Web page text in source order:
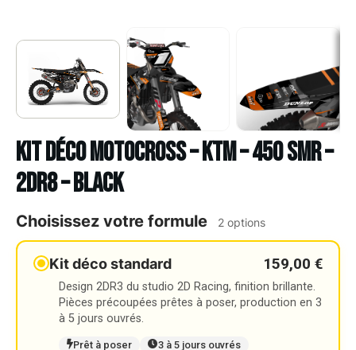
Kit déco Motocross – KTM – 450 SMR –
2DR8 – BLACK
Choisissez votre formule 2 options
Kit déco standard 159,00 €
Design 2DR3 du studio 2D Racing, finition brillante.
Pièces précoupées prêtes à poser, production en 3
à 5 jours ouvrés.
Prêt à poser
3 à 5 jours ouvrés